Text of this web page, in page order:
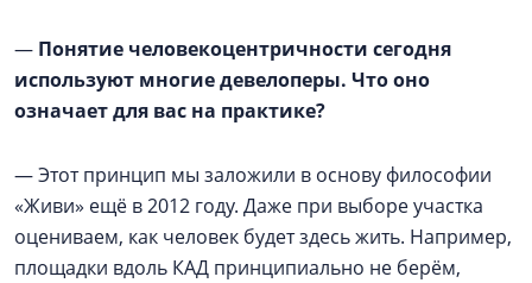
— Понятие человекоцентричности сегодня
используют многие девелоперы. Что оно
означает для вас на практике?
— Этот принцип мы заложили в основу философии
«Живи» ещё в 2012 году. Даже при выборе участка
оцениваем, как человек будет здесь жить. Например,
площадки вдоль КАД принципиально не берём,